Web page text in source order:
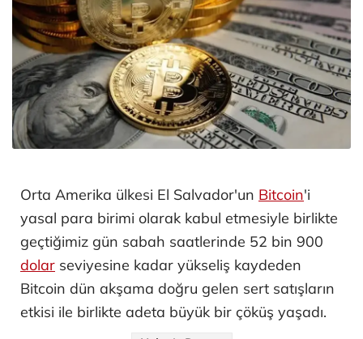
Orta Amerika ülkesi El Salvador'un Bitcoin'i
yasal para birimi olarak kabul etmesiyle birlikte
geçtiğimiz gün sabah saatlerinde 52 bin 900
dolar seviyesine kadar yükseliş kaydeden
Bitcoin dün akşama doğru gelen sert satışların
etkisi ile birlikte adeta büyük bir çöküş yaşadı.